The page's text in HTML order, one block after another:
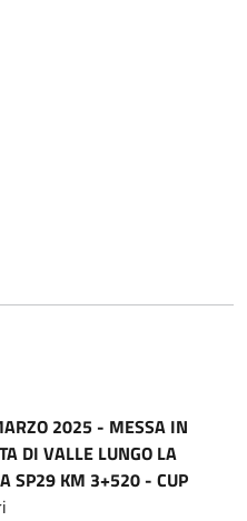
2025 - MESSA IN
DI VALLE LUNGO LA
SP29 KM 3+520 - CUP